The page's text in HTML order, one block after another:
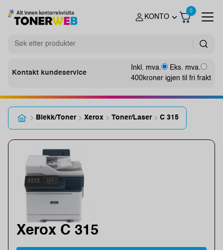
KONTO
0
Kontakt kundeservice
Inkl. mva.
Eks. mva.
400kroner igjen til fri frakt
Blekk/Toner Xerox Toner/Laser C 315
Xerox C 315